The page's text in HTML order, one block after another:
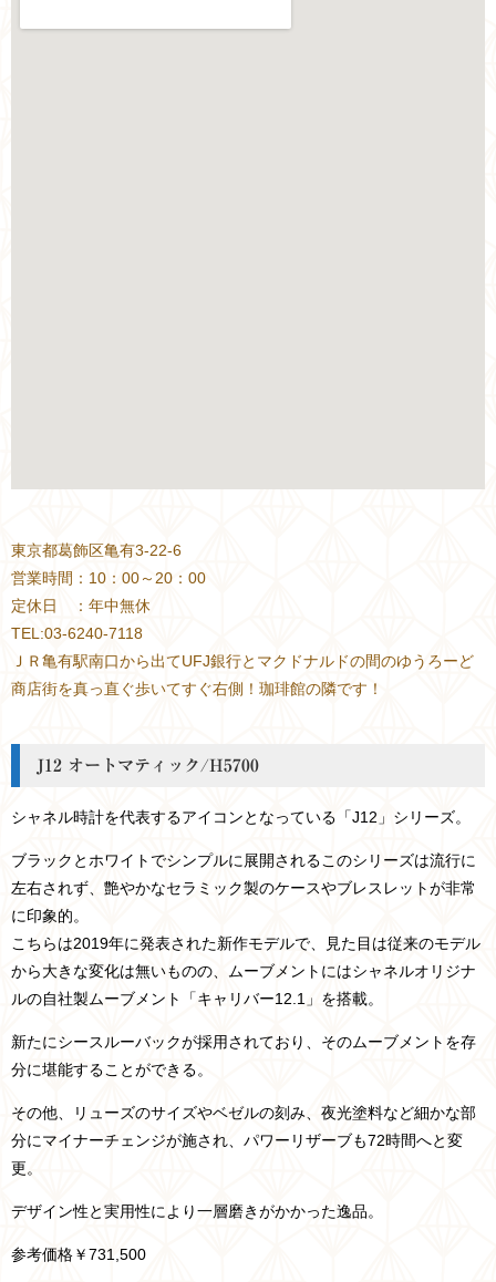
東京都葛飾区亀有3-22-6
営業時間：10：00～20：00
定休日 ：年中無休
TEL:03-6240-7118
ＪＲ亀有駅南口から出てUFJ銀行とマクドナルドの間のゆうろーど
商店街を真っ直ぐ歩いてすぐ右側！珈琲館の隣です！
J12 オートマティック/H5700
シャネル時計を代表するアイコンとなっている「J12」シリーズ。
ブラックとホワイトでシンプルに展開されるこのシリーズは流行に
左右されず、艶やかなセラミック製のケースやブレスレットが非常
に印象的。
こちらは2019年に発表された新作モデルで、見た目は従来のモデル
から大きな変化は無いものの、ムーブメントにはシャネルオリジナ
ルの自社製ムーブメント「キャリバー12.1」を搭載。
新たにシースルーバックが採用されており、そのムーブメントを存
分に堪能することができる。
その他、リューズのサイズやベゼルの刻み、夜光塗料など細かな部
分にマイナーチェンジが施され、パワーリザーブも72時間へと変
更。
デザイン性と実用性により一層磨きがかかった逸品。
参考価格￥731,500